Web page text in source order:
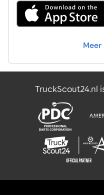
TruckScout24.nl